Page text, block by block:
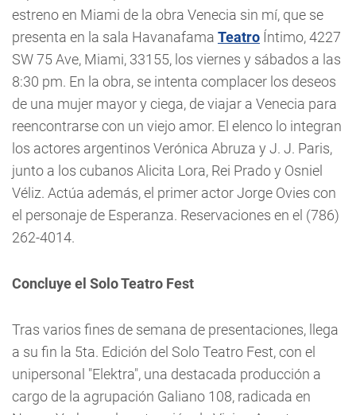
estreno en Miami de la obra Venecia sin mí, que se
presenta en la sala Havanafama Teatro Íntimo, 4227
SW 75 Ave, Miami, 33155, los viernes y sábados a las
8:30 pm. En la obra, se intenta complacer los deseos
de una mujer mayor y ciega, de viajar a Venecia para
reencontrarse con un viejo amor. El elenco lo integran
los actores argentinos Verónica Abruza y J. J. Paris,
junto a los cubanos Alicita Lora, Rei Prado y Osniel
Véliz. Actúa además, el primer actor Jorge Ovies con
el personaje de Esperanza. Reservaciones en el (786)
262-4014.
Concluye el Solo Teatro Fest
Tras varios fines de semana de presentaciones, llega
a su fin la 5ta. Edición del Solo Teatro Fest, con el
unipersonal "Elektra", una destacada producción a
cargo de la agrupación Galiano 108, radicada en